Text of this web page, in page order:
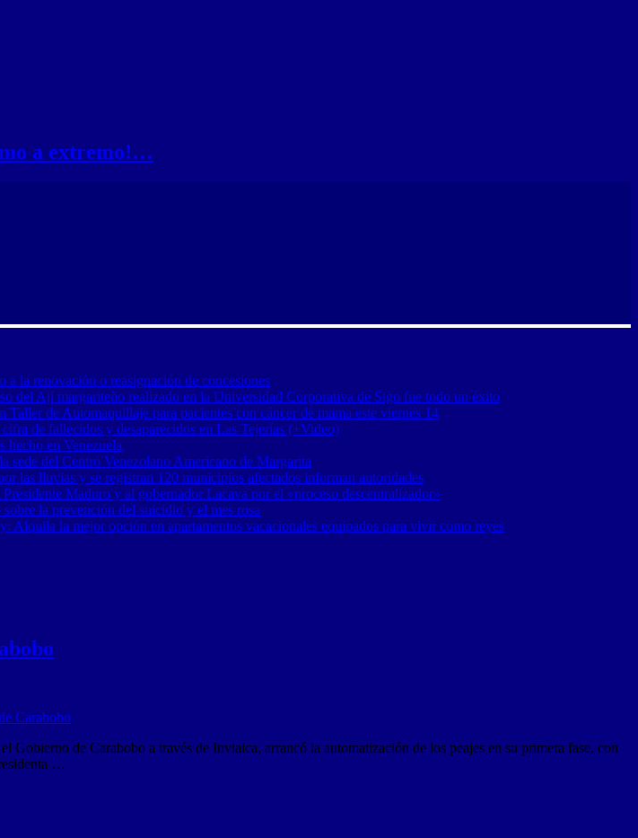
a extremo!…
la renovación o reasignación de concesiones
del Ají margariteño realizado en la Universidad Corporativa de Sigo fue todo un éxito
de Automaquillaje para pacientes con cáncer de mama este viernes 14
de fallecidos y desaparecidos en Las Tejerías (+Video)
en Venezuela
del Centro Venezolano Americano de Margarita
las lluvias y se registran 120 municipios afectados informan autoridades
Maduro y al gobernador Lacava por el «proceso descentralizador»
la prevención del suicidio y el mes rosa
la mejor opción en apartamentos vacacionales equipados para vivir como reyes
de Carabobo a través de Invialca, arrancó la automatización de los peajes en su primera fase, con
…